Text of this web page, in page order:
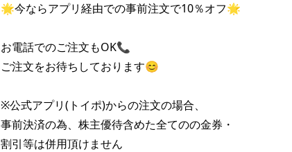
🌟今ならアプリ経由での事前注文で10％オフ🌟
お電話でのご注文もOK📞
ご注文をお待ちしております😊
※公式アプリ(トイポ)からの注文の場合、
事前決済の為、株主優待含めた全てのの金券・
割引等は併用頂けません